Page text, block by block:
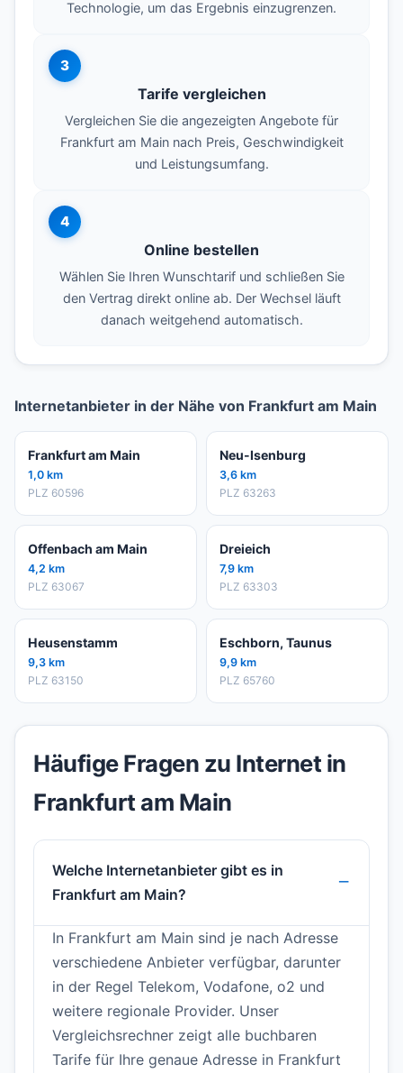
Technologie, um das Ergebnis einzugrenzen.
3
Tarife vergleichen
Vergleichen Sie die angezeigten Angebote für
Frankfurt am Main nach Preis, Geschwindigkeit
und Leistungsumfang.
4
Online bestellen
Wählen Sie Ihren Wunschtarif und schließen Sie
den Vertrag direkt online ab. Der Wechsel läuft
danach weitgehend automatisch.
Internetanbieter in der Nähe von Frankfurt am Main
Frankfurt am Main
1,0 km
PLZ 60596
Neu-Isenburg
3,6 km
PLZ 63263
Offenbach am Main
4,2 km
PLZ 63067
Dreieich
7,9 km
PLZ 63303
Heusenstamm
9,3 km
PLZ 63150
Eschborn, Taunus
9,9 km
PLZ 65760
Häufige Fragen zu Internet in
Frankfurt am Main
Welche Internetanbieter gibt es in
Frankfurt am Main?
In Frankfurt am Main sind je nach Adresse
verschiedene Anbieter verfügbar, darunter
in der Regel Telekom, Vodafone, o2 und
weitere regionale Provider. Unser
Vergleichsrechner zeigt alle buchbaren
Tarife für Ihre genaue Adresse in Frankfurt